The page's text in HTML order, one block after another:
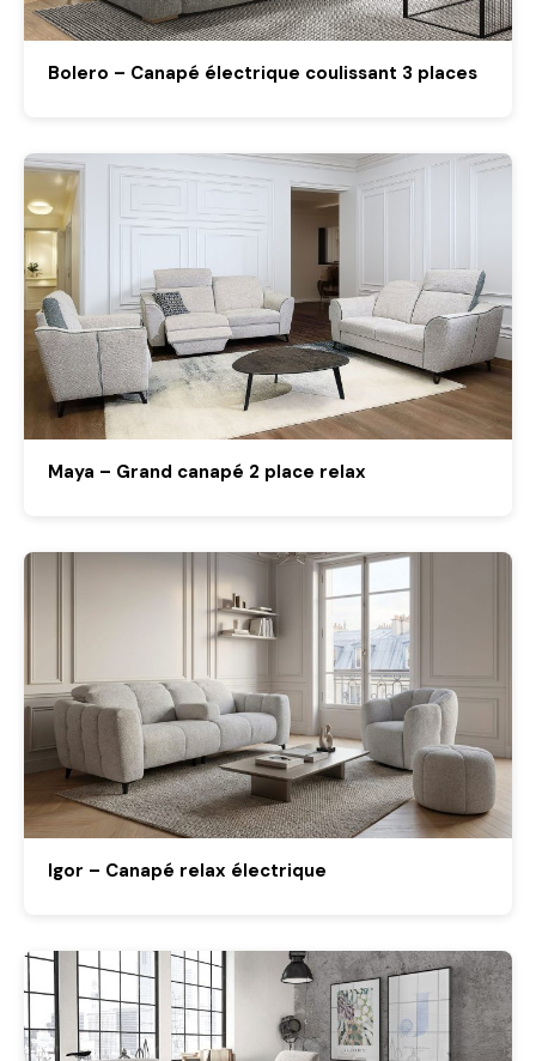
Bolero – Canapé électrique coulissant 3 places
Maya – Grand canapé 2 place relax
Igor – Canapé relax électrique